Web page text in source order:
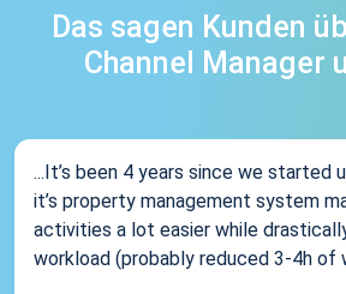
Das sagen Kunden
Channel Manager
...It’s been 4 years since we started
it’s property management system
activities a lot easier while
workload (probably reduced 3-4h of